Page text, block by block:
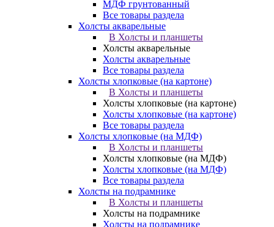
МДФ грунтованный
Все товары раздела
Холсты акварельные
В Холсты и планшеты
Холсты акварельные
Холсты акварельные
Все товары раздела
Холсты хлопковые (на картоне)
В Холсты и планшеты
Холсты хлопковые (на картоне)
Холсты хлопковые (на картоне)
Все товары раздела
Холсты хлопковые (на МДФ)
В Холсты и планшеты
Холсты хлопковые (на МДФ)
Холсты хлопковые (на МДФ)
Все товары раздела
Холсты на подрамнике
В Холсты и планшеты
Холсты на подрамнике
Холсты на подрамнике